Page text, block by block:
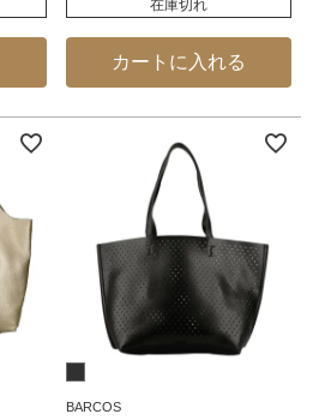
在庫切れ
カートに入れる
BARCOS